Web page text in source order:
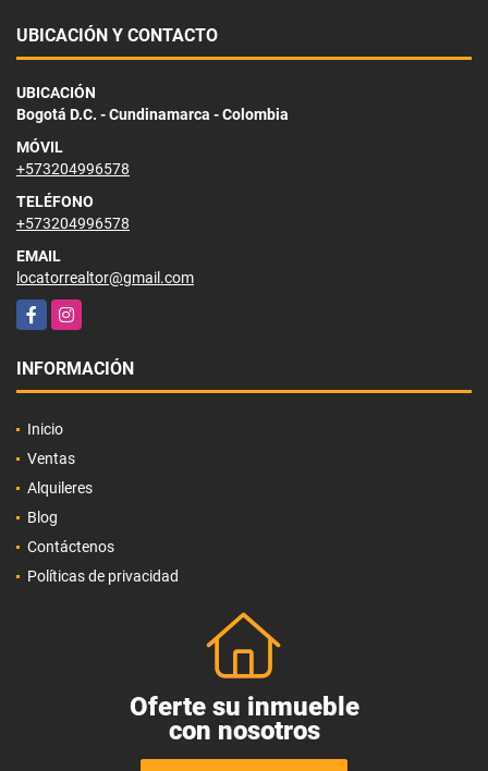
UBICACIÓN Y CONTACTO
UBICACIÓN
Bogotá D.C. - Cundinamarca - Colombia
MÓVIL
+573204996578
TELÉFONO
+573204996578
EMAIL
locatorrealtor@gmail.com
FacebookInstagram
INFORMACIÓN
Inicio
Ventas
Alquileres
Blog
Contáctenos
Políticas de privacidad
Oferte su inmueble
con nosotros